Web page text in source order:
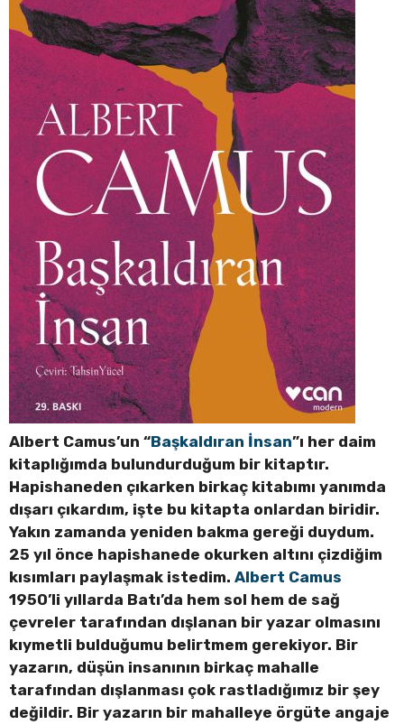
Albert Camus’un “Başkaldıran İnsan”ı her daim
kitaplığımda bulundurduğum bir kitaptır.
Hapishaneden çıkarken birkaç kitabımı yanımda
dışarı çıkardım, işte bu kitapta onlardan biridir.
Yakın zamanda yeniden bakma gereği duydum.
25 yıl önce hapishanede okurken altını çizdiğim
kısımları paylaşmak istedim. Albert Camus
1950’li yıllarda Batı’da hem sol hem de sağ
çevreler tarafından dışlanan bir yazar olmasını
kıymetli bulduğumu belirtmem gerekiyor. Bir
yazarın, düşün insanının birkaç mahalle
tarafından dışlanması çok rastladığımız bir şey
değildir. Bir yazarın bir mahalleye örgüte angaje